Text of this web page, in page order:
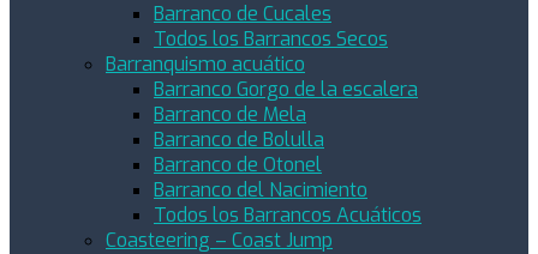
Barranco de Cucales
Todos los Barrancos Secos
Barranquismo acuático
Barranco Gorgo de la escalera
Barranco de Mela
Barranco de Bolulla
Barranco de Otonel
Barranco del Nacimiento
Todos los Barrancos Acuáticos
Coasteering – Coast Jump